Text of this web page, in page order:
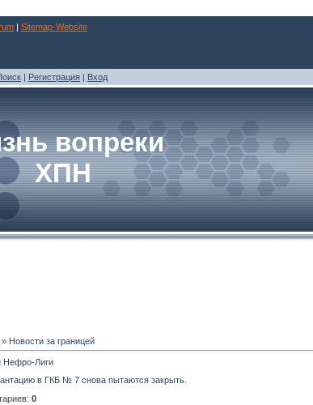
| Sitemap-Website
| Регистрация | Вход
вопреки
ХПН
» Новости за границей
Нефро-Лиги
в ГКБ № 7 снова пытаются закрыть.
0